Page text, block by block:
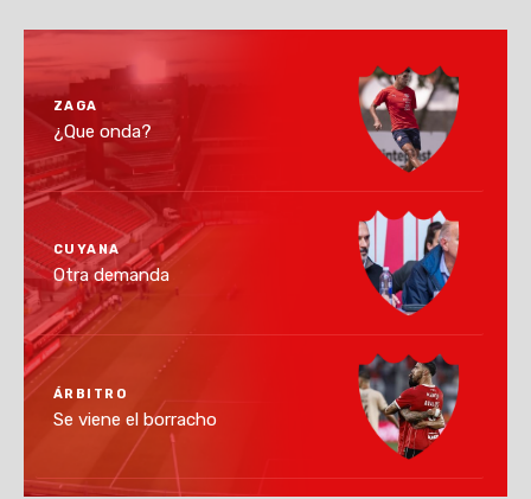
ZAGA
¿Que onda?
CUYANA
Otra demanda
ÁRBITRO
Se viene el borracho